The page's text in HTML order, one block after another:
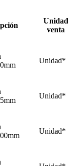
Unidad
venta
Unidad*
Unidad*
Unidad*